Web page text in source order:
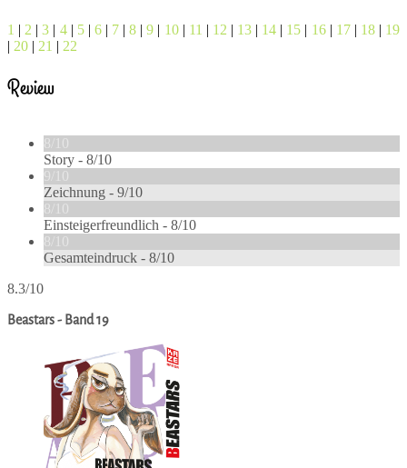
1 | 2 |3 | 4| 5| 6| 7 |8 |9 | 10| 11 | 12 | 13 | 14 | 15 | 16| 17| 18| 19
| 20 | 21 | 22
Review
8/10
Story - 8/10
9/10
Zeichnung - 9/10
8/10
Einsteigerfreundlich - 8/10
8/10
Gesamteindruck - 8/10
8.3/10
Beastars - Band 19